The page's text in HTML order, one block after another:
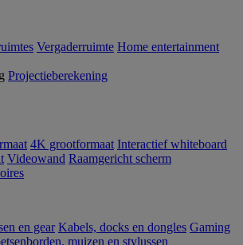
Vergaderruimte Home entertainment
Projectieberekening
4K grootformaat Interactief whiteboard
Videowand Raamgericht scherm
en gear Kabels, docks en dongles Gaming
muizen en stylussen